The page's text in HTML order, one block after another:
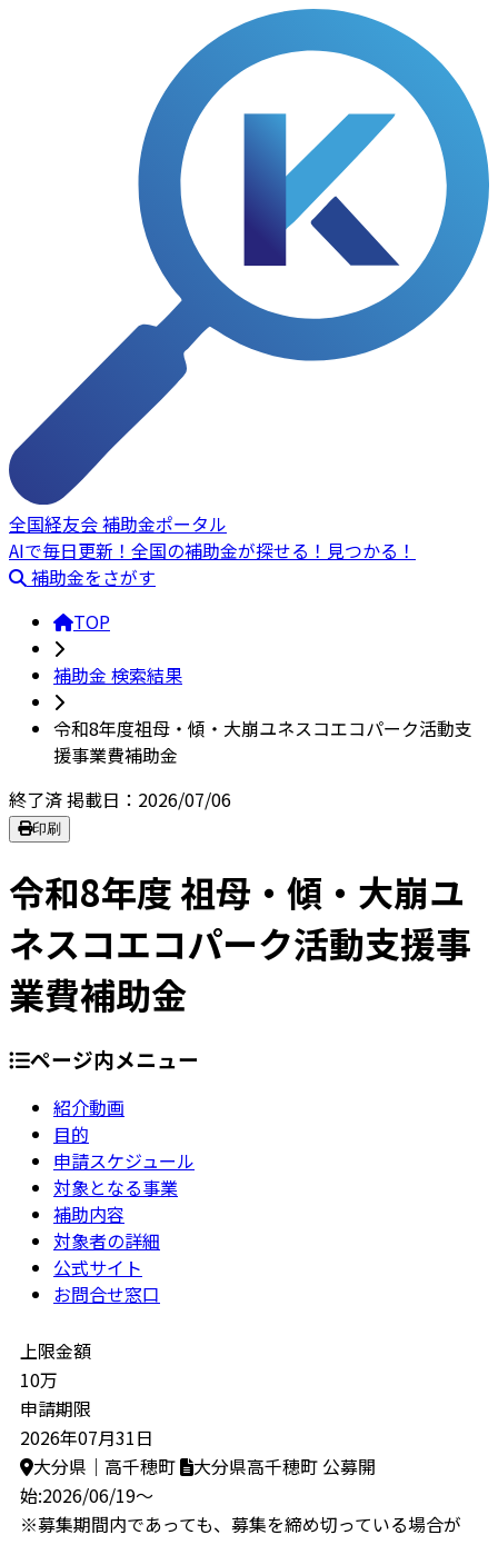
全国経友会 補助金ポータル
AIで毎日更新！全国の補助金が探せる！見つかる！
補助金をさがす
TOP
補助金 検索結果
令和8年度祖母・傾・大崩ユネスコエコパーク活動支
援事業費補助金
終了済掲載日：2026/07/06
印刷
令和8年度 祖母・傾・大崩ユ
ネスコエコパーク活動支援事
業費補助金
ページ内メニュー
紹介動画
目的
申請スケジュール
対象となる事業
補助内容
対象者の詳細
公式サイト
お問合せ窓口
上限金額
10万
申請期限
2026年07月31日
大分県｜高千穂町
大分県高千穂町 公募開
始:2026/06/19～
※募集期間内であっても、募集を締め切っている場合が